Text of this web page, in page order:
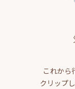
これから
クリップ